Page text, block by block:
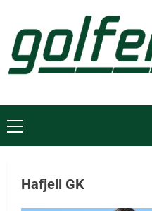
Hafjell GK